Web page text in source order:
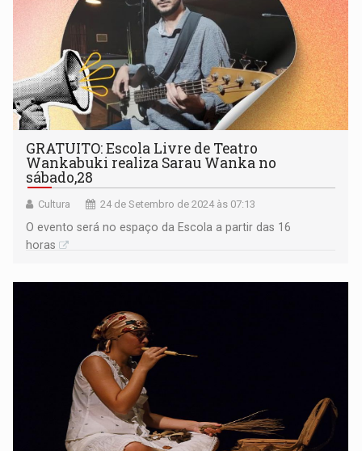
GRATUITO: Escola Livre de Teatro
Wankabuki realiza Sarau Wanka no
sábado,28
Cultura 24 de Setembro de 2024 às 07:13
O evento será no espaço da Escola a partir das 16
horas